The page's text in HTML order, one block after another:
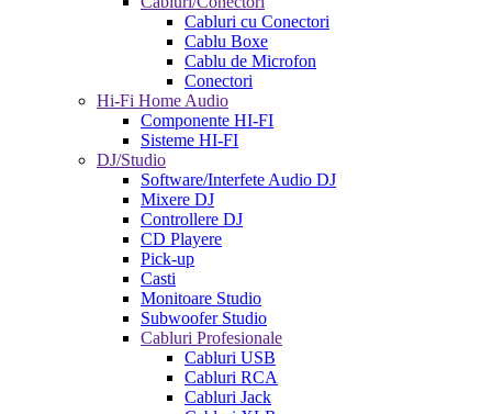
Cabluri cu Conectori
Cablu Boxe
Cablu de Microfon
Conectori
Hi-Fi Home Audio
Componente HI-FI
Sisteme HI-FI
DJ/Studio
Software/Interfete Audio DJ
Mixere DJ
Controllere DJ
CD Playere
Pick-up
Casti
Monitoare Studio
Subwoofer Studio
Cabluri Profesionale
Cabluri USB
Cabluri RCA
Cabluri Jack